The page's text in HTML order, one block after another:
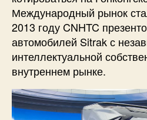
Международный рынок
2013 году CNHTC
автомобилей Sitrak с
интеллектуальной
внутреннем рынке.